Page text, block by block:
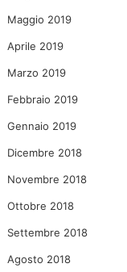
Maggio 2019
Aprile 2019
Marzo 2019
Febbraio 2019
Gennaio 2019
Dicembre 2018
Novembre 2018
Ottobre 2018
Settembre 2018
Agosto 2018